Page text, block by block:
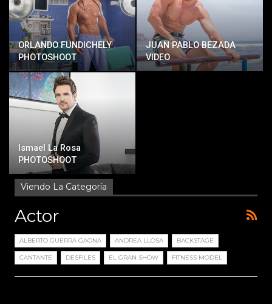
ORLANDO FUNDICHELY
PHOTOSHOOT
JUAN PABLO BEZADA
VIDEO
Ismael La Rosa
PHOTOSHOOT
Viendo La Categoría
Actor
ALBERTO GUERRA GAONA ANDREA LLOSA BACKSTAGE
CANTANTE DESFILES EL GRAN SHOW FITNESS MODEL